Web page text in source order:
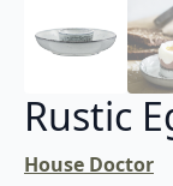
Rustic
House Doctor